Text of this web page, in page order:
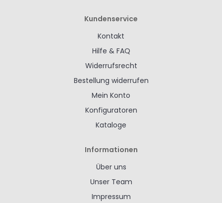
Kundenservice
Kontakt
Hilfe & FAQ
Widerrufsrecht
Bestellung widerrufen
Mein Konto
Konfiguratoren
Kataloge
Informationen
Über uns
Unser Team
Impressum